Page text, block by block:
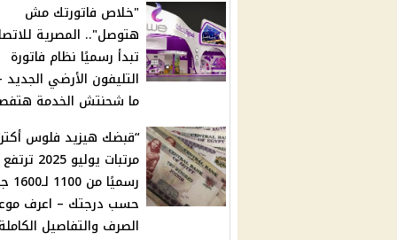
"خلاص فاتورتك مش
هتوصل".. المصرية
تبدأ رسميًا نظام فاتورة
التليفون الأرضي الجديد
ما شحنتش الخدمة
“قبضك هيزيد فلوس
مرتبات يوليو 2025 ترتفع
حسب درجتك – اعرف
الصرف والتفاصيل